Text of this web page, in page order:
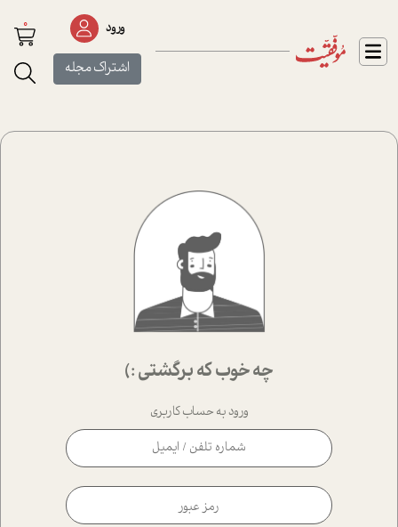
ورود
اشتراک مجله
0
چه خوب که برگشتی :)
ورود به حساب کاربری